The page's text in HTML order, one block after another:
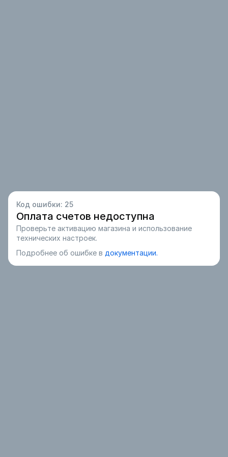
Код ошибки: 25
Оплата счетов недоступна
Проверьте активацию магазина и использование
технических настроек.
Подробнее об ошибке в документации.